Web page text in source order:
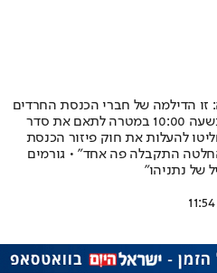
זו הדילמה של חברי הכנסת החרדים
ראשי סיעות האופוזיציה התכנסו בשעה 10:00 במטרה לתאם את סדר
להעלות את חוק פיזור הכנסת
התקבלה פה אחד" • גורמים
של נתניהו"